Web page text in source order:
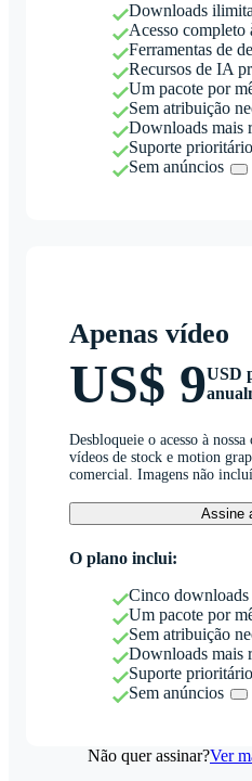
Downloads
Acesso completo
Ferramentas de
Recursos de IA
Um pacote por
Sem atribuição
Downloads mais
Suporte prioritário
Sem anúncios
Apenas vídeo
US$ 9USD
Desbloqueie o acesso à
vídeos de stock e motion
comercial. Imagens não
Assine
O plano inclui:
Cinco
Um pacote por
Sem atribuição
Downloads mais
Suporte prioritário
Sem anúncios
Não quer assinar?Ver